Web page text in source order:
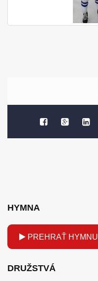
HYMNA
PREHRAŤ HYMNU
DRUŽSTVÁ